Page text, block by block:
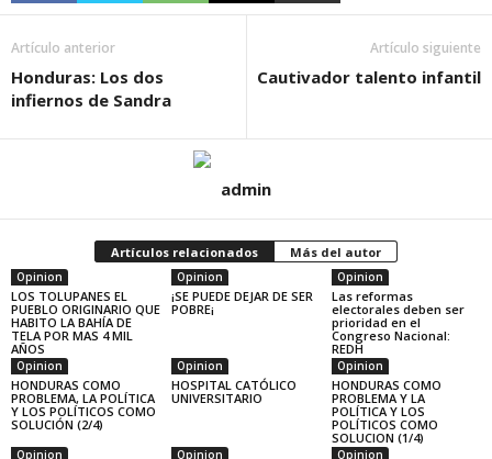
Artículo anterior
Honduras: Los dos
infiernos de Sandra
Artículo siguiente
Cautivador talento infantil
admin
Artículos relacionados Más del autor
Opinion
LOS TOLUPANES EL
PUEBLO ORIGINARIO QUE
HABITO LA BAHÍA DE
TELA POR MAS 4 MIL
AÑOS
Opinion
¡SE PUEDE DEJAR DE SER
POBRE¡
Opinion
Las reformas
electorales deben ser
prioridad en el
Congreso Nacional:
REDH
Opinion
HONDURAS COMO
PROBLEMA, LA POLÍTICA
Y LOS POLÍTICOS COMO
SOLUCIÓN (2/4)
Opinion
HOSPITAL CATÓLICO
UNIVERSITARIO
Opinion
HONDURAS COMO
PROBLEMA Y LA
POLÍTICA Y LOS
POLÍTICOS COMO
SOLUCION (1/4)
Opinion Opinion Opinion